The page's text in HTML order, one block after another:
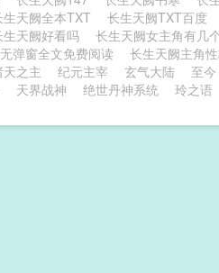
生天阙全本TXT 长生天阙TXT百度
生天阙好看吗 长生天阙女主角有几
弹窗全文免费阅读
长生天阙主角
天之主 纪元主宰 玄气大陆 至今
天界战神 绝世丹神系统 玲之语